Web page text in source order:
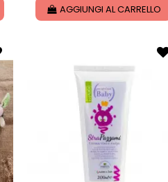
AGGIUNGI AL CARRELLO